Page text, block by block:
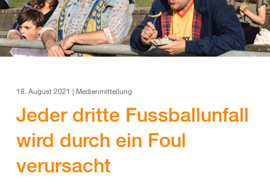
18. August 2021 | Medienmitteilung
Jeder dritte Fussballunfall
wird durch ein Foul
verursacht